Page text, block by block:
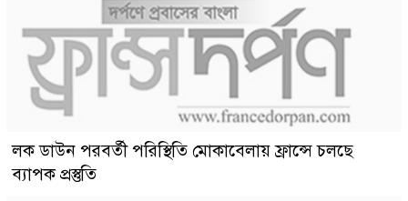
লক ডাউন পরবর্তী পরিস্থিতি মোকাবেলায় ফ্রান্সে চলছে
ব্যাপক প্রস্তুতি